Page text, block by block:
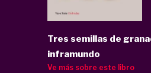
Tres semillas de
inframundo
Ve más sobre este libro